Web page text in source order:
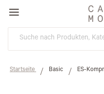
Startseite Basic ES-